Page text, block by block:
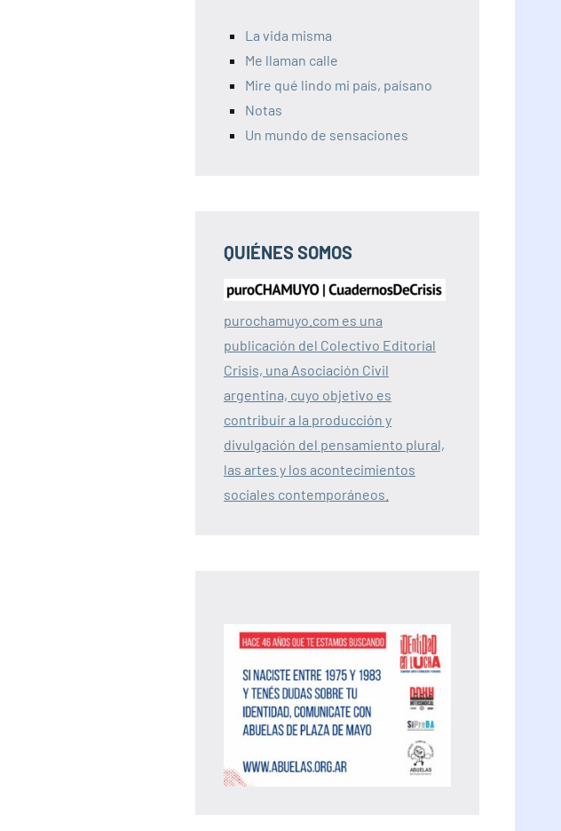
La vida misma
Me llaman calle
Mire qué lindo mi país, paisano
Notas
Un mundo de sensaciones
QUIÉNES SOMOS
purochamuyo.com es una
publicación del Colectivo Editorial
Crisis, una Asociación Civil
argentina, cuyo objetivo es
contribuir a la producción y
divulgación del pensamiento plural,
las artes y los acontecimientos
sociales contemporáneos.